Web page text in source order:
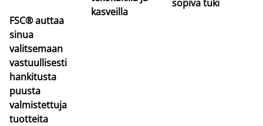
FSC® auttaa
sinua
valitsemaan
vastuullisesti
hankitusta
puusta
valmistettuja
tuotteita
kasveilla
sopiva tuki